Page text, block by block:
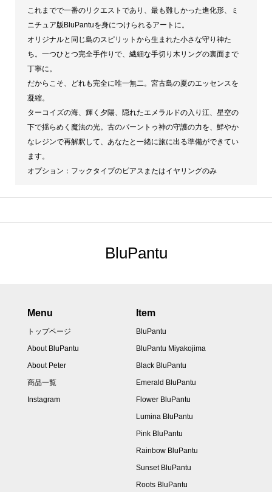
これまでで一番のリクエストであり、最も難しかった進化形、ミ
ニチュア版BluPantuを身につけられるアートに。
オリジナルと同じ島のスピリットから生まれた小さな守り神た
ち。一つひとつ完全手作りで、繊細な手切り木リングの裏面まで
丁寧に。
だからこそ、どれも完全に唯一無二。宮古島の夏のエッセンスを
凝縮。
ターコイズの海、輝く夕陽、隠れたエメラルドの入り江、星空の
下で揺らめく魔法の光。古のパーントゥ神の守護の力を、鮮やか
なレジンで再解釈して、あなたと一緒に旅に出る準備ができてい
ます。
オプション：フックタイプのピアスまたはイヤリングのみ
BluPantu
Menu
トップページ
About BluPantu
About Peter
商品一覧
Instagram
Item
BluPantu
BluPantu Miyakojima
Black BluPantu
Emerald BluPantu
Flower BluPantu
Lumina BluPantu
Pink BluPantu
Rainbow BluPantu
Sunset BluPantu
Roots BluPantu